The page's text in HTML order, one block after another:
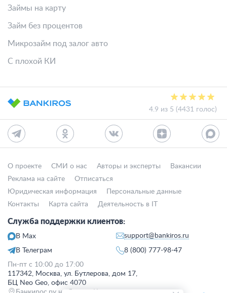
Займы на карту
Займ без процентов
Микрозайм под залог авто
С плохой КИ
4.9 из 5 (4431 голос)
О проекте СМИ о нас Авторы и эксперты
Вакансии
Реклама на сайте
Отписаться
Юридическая информация
Персональные данные
Контакты
Карта сайта Деятельность в IT
Служба поддержки клиентов:
В Max
В Телеграм
support@bankiros.ru
8 (800) 777-98-47
Пн-пт с 10:00 до 17:00
117342, Москва, ул. Бутлерова, дом 17,
БЦ Neo Geo, офис 4070